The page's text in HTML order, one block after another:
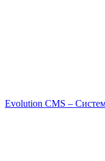
Evolution CMS –